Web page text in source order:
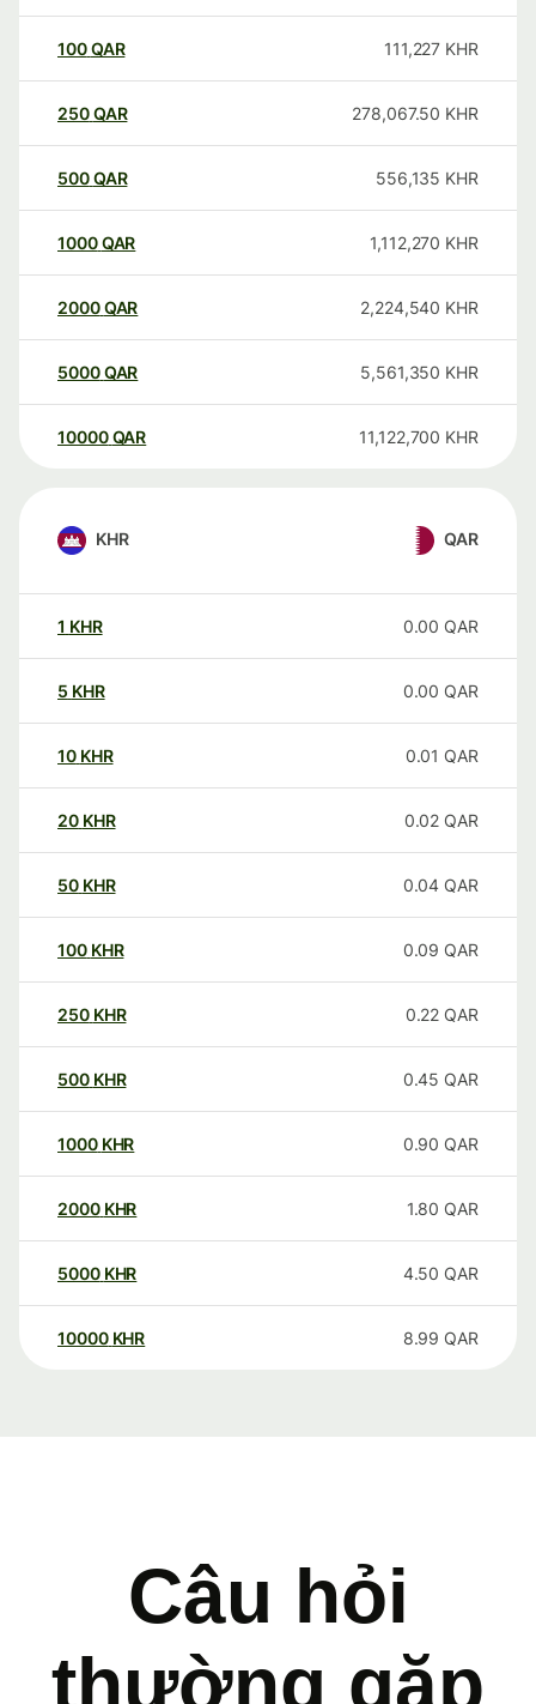
100QAR 111,227 KHR
250QAR 278,067.50 KHR
500QAR 556,135 KHR
1000QAR 1,112,270 KHR
2000QAR 2,224,540 KHR
5000QAR 5,561,350 KHR
10000 QAR 11,122,700 KHR
KHR QAR
1 KHR 0.00 QAR
5 KHR 0.00 QAR
10 KHR 0.01 QAR
20 KHR 0.02 QAR
50 KHR 0.04 QAR
100 KHR 0.09 QAR
250 KHR 0.22 QAR
500 KHR 0.45 QAR
1000 KHR 0.90 QAR
2000 KHR 1.80 QAR
5000 KHR 4.50 QAR
10000 KHR 8.99 QAR
Câu hỏi
thường gặp